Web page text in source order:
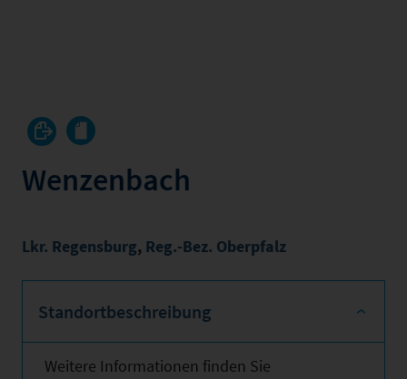
Wenzenbach
Lkr. Regensburg, Reg.-Bez. Oberpfalz
Standortbeschreibung
Weitere Informationen finden Sie